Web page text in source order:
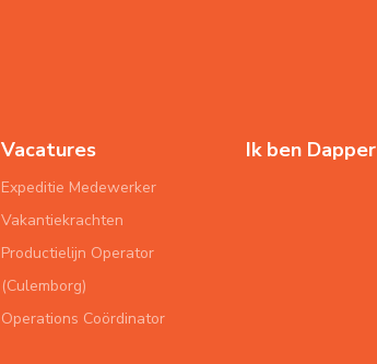
Vacatures
Expeditie Medewerker
Vakantiekrachten
Productielijn Operator
(Culemborg)
Operations Coördinator
Ik ben Dapper